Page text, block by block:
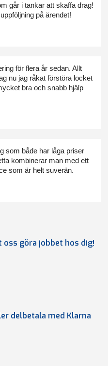
går i tankar att skaffa drag!
på ärendet!
för flera år sedan. Allt
nu jag råkat förstöra locket
bra och snabb hjälp
som både har låga priser
kombinerar man med ett
som är helt suverän.
göra jobbet hos dig!
delbetala med Klarna